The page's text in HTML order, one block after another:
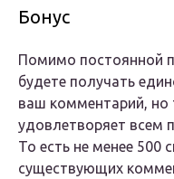
Бонус
Помимо постоянной
будете получать
ваш комментарий, но
удовлетворяет всем
То есть не менее 500
существующих